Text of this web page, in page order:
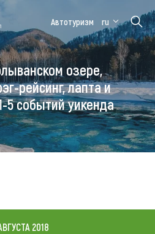
Медицинский
форум
Алтайская
зимовка
Автотуризм ru
озере,
рейсинг, лапта и
5 событий уикенда
2018